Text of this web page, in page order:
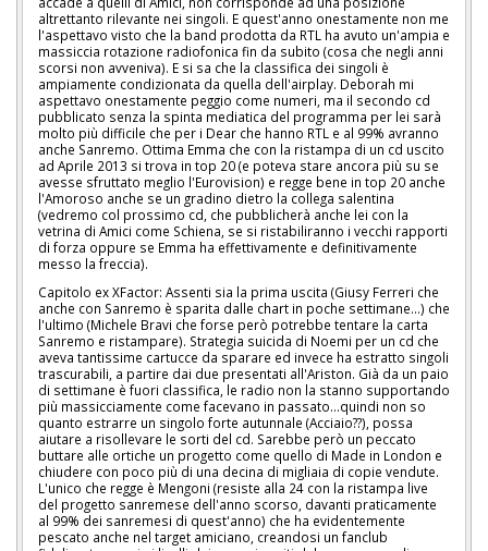
altrettanto rilevante nei singoli. E quest'anno onestamente non me
l'aspettavo visto che la band prodotta da RTL ha avuto un'ampia e
massiccia rotazione radiofonica fin da subito (cosa che negli anni
scorsi non avveniva). E si sa che la classifica dei singoli è
ampiamente condizionata da quella dell'airplay. Deborah mi
aspettavo onestamente peggio come numeri, ma il secondo cd
pubblicato senza la spinta mediatica del programma per lei sarà
molto più difficile che per i Dear che hanno RTL e al 99% avranno
anche Sanremo. Ottima Emma che con la ristampa di un cd uscito
ad Aprile 2013 si trova in top 20 (e poteva stare ancora più su se
avesse sfruttato meglio l'Eurovision) e regge bene in top 20 anche
l'Amoroso anche se un gradino dietro la collega salentina
(vedremo col prossimo cd, che pubblicherà anche lei con la
vetrina di Amici come Schiena, se si ristabiliranno i vecchi rapporti
di forza oppure se Emma ha effettivamente e definitivamente
messo la freccia).
Capitolo ex XFactor: Assenti sia la prima uscita (Giusy Ferreri che
anche con Sanremo è sparita dalle chart in poche settimane...) che
l'ultimo (Michele Bravi che forse però potrebbe tentare la carta
Sanremo e ristampare). Strategia suicida di Noemi per un cd che
aveva tantissime cartucce da sparare ed invece ha estratto singoli
trascurabili, a partire dai due presentati all'Ariston. Già da un paio
di settimane è fuori classifica, le radio non la stanno supportando
più massicciamente come facevano in passato...quindi non so
quanto estrarre un singolo forte autunnale (Acciaio??), possa
aiutare a risollevare le sorti del cd. Sarebbe però un peccato
buttare alle ortiche un progetto come quello di Made in London e
chiudere con poco più di una decina di migliaia di copie vendute.
L'unico che regge è Mengoni (resiste alla 24 con la ristampa live
del progetto sanremese dell'anno scorso, davanti praticamente
al 99% dei sanremesi di quest'anno) che ha evidentemente
pescato anche nel target amiciano, creandosi un fanclub